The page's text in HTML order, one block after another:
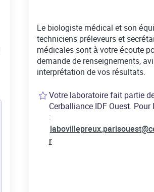
Le biologiste médical et son
techniciens préleveurs et
médicales sont à votre écoute
demande de renseignements,
interprétation de vos résultats.
Votre laboratoire fait partie
Cerballiance IDF Ouest.
:
r